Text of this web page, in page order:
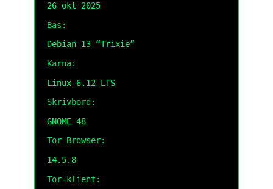
26 okt 2025
Bas:
Debian 13 “Trixie”
Kärna:
Linux 6.12 LTS
Skrivbord:
GNOME 48
Tor Browser:
14.5.8
Tor-klient: